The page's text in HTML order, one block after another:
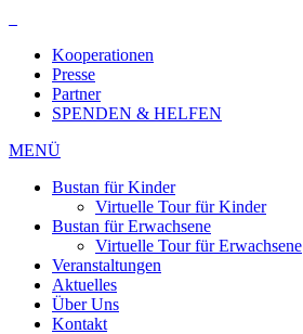
Kooperationen
Presse
Partner
SPENDEN & HELFEN
MENÜ
Bustan für Kinder
Virtuelle Tour für Kinder
Bustan für Erwachsene
Virtuelle Tour für Erwachsene
Veranstaltungen
Aktuelles
Über Uns
Kontakt